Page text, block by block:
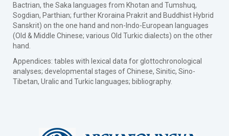
Bactrian, the Saka languages from Khotan and Tumshuq,
Sogdian, Parthian; further Kroraina Prakrit and Buddhist Hybrid
Sanskrit) on the one hand and non-Indo-European languages
(Old & Middle Chinese; various Old Turkic dialects) on the other
hand.
Appendices: tables with lexical data for glottochronological
analyses; developmental stages of Chinese, Sinitic, Sino-
Tibetan, Uralic and Turkic languages; bibliography.